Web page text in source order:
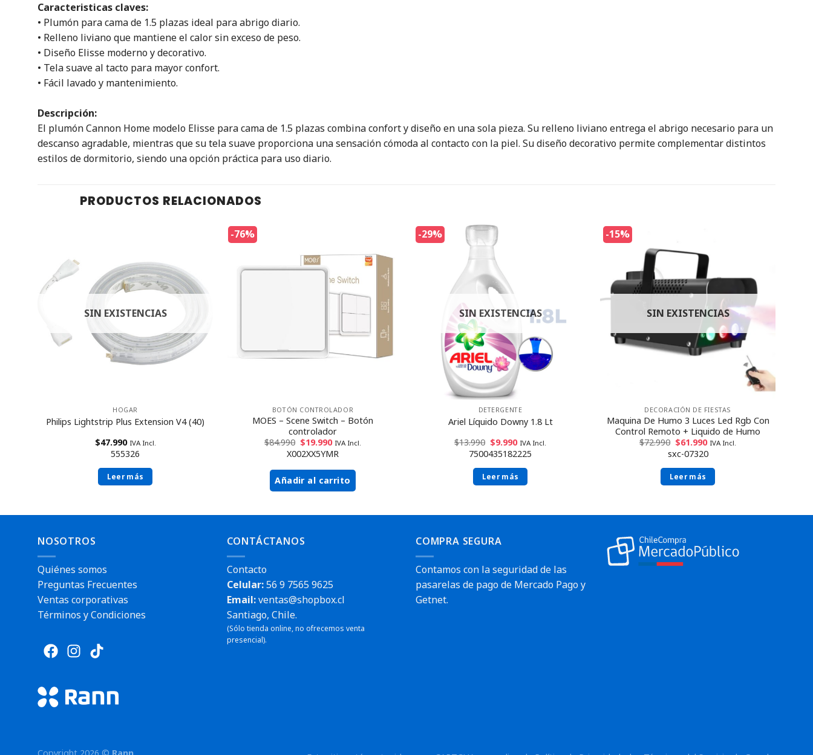
Caracteristicas claves:
• Plumón para cama de 1.5 plazas ideal para abrigo diario.
• Relleno liviano que mantiene el calor sin exceso de peso.
• Diseño Elisse moderno y decorativo.
• Tela suave al tacto para mayor confort.
• Fácil lavado y mantenimiento.
Descripción:
El plumón Cannon Home modelo Elisse para cama de 1.5 plazas combina confort y diseño en una sola pieza. Su relleno liviano entrega el abrigo necesario para un
descanso agradable, mientras que su tela suave proporciona una sensación cómoda al contacto con la piel. Su diseño decorativo permite complementar distintos
estilos de dormitorio, siendo una opción práctica para uso diario.
PRODUCTOS RELACIONADOS
SIN EXISTENCIAS
HOGAR
Philips Lightstrip Plus Extension V4 (40)
$47.990 IVA Incl.
555326
Leer más
-76%
Envío rápido
BOTÓN CONTROLADOR
MOES – Scene Switch – Botón
controlador
$84.990 $19.990 IVA Incl.
X002XX5YMR
Añadir al carrito
-29%
SIN EXISTENCIAS
DETERGENTE
Ariel Líquido Downy 1.8 Lt
$13.990 $9.990 IVA Incl.
7500435182225
Leer más
-15%
SIN EXISTENCIAS
DECORACIÓN DE FIESTAS
Maquina De Humo 3 Luces Led Rgb Con
Control Remoto + Liquido de Humo
$72.990 $61.990 IVA Incl.
sxc-07320
Leer más
NOSOTROS
Quiénes somos
Preguntas Frecuentes
Ventas corporativas
Términos y Condiciones
CONTÁCTANOS
Contacto
Celular:56 9 7565 9625
Email:ventas@shopbox.cl
Santiago, Chile.
(Sólo tienda online, no ofrecemos venta
presencial).
COMPRA SEGURA
Contamos con la seguridad de las
pasarelas de pago de Mercado Pago y
Getnet.